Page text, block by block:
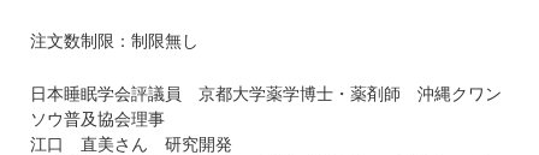
注文数制限：制限無し
日本睡眠学会評議員 京都大学薬学博士・薬剤師 沖縄クワン
ソウ普及協会理事
江口 直美さん 研究開発